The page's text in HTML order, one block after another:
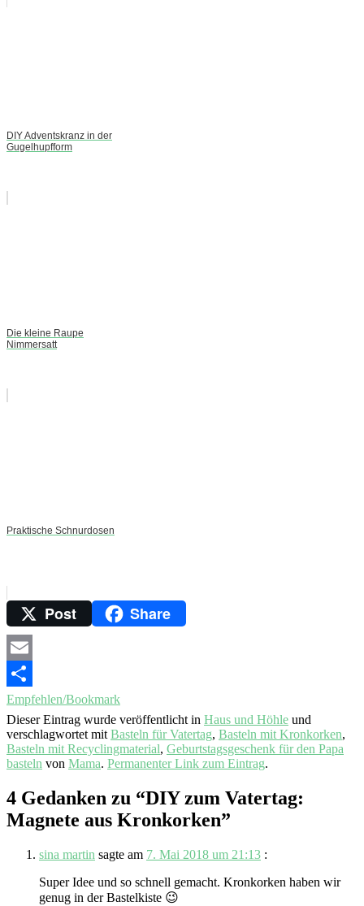
DIY Adventskranz in der
Gugelhupfform
Die kleine Raupe
Nimmersatt
Praktische Schnurdosen
Post Share
Email
Empfehlen/Bookmark
Dieser Eintrag wurde veröffentlicht in Haus und Höhle und
verschlagwortet mit Basteln für Vatertag, Basteln mit Kronkorken,
Basteln mit Recyclingmaterial, Geburtstagsgeschenk für den Papa
basteln von Mama. Permanenter Link zum Eintrag.
4 Gedanken zu “DIY zum Vatertag:
Magnete aus Kronkorken”
sina martin sagte am 7. Mai 2018 um 21:13 :
Super Idee und so schnell gemacht. Kronkorken haben wir
genug in der Bastelkiste 😉